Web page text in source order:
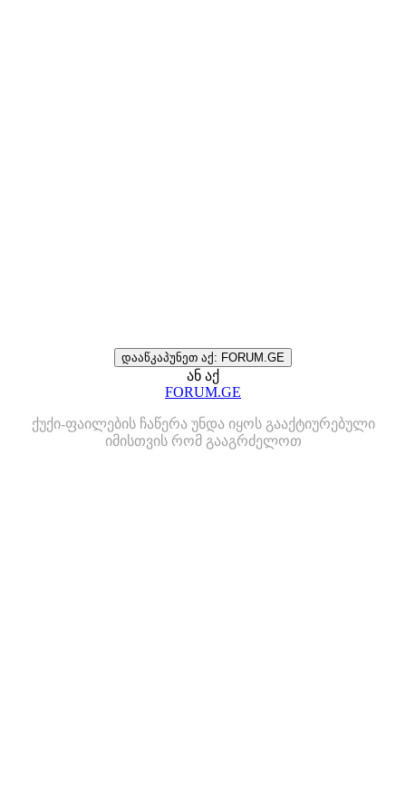
დააწკაპუნეთ აქ: FORUM.GE
ან აქ
FORUM.GE
ქუქი-ფაილების ჩაწერა უნდა იყოს გააქტიურებული
იმისთვის რომ გააგრძელოთ